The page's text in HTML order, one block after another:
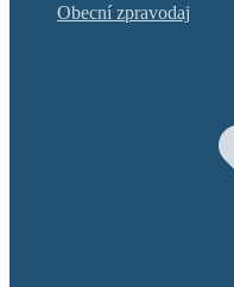
Obecní zpravodaj